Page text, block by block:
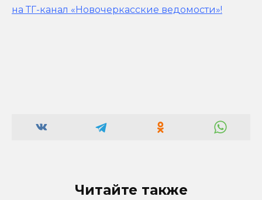
на ТГ-канал «Новочеркасские ведомости»!
Читайте также